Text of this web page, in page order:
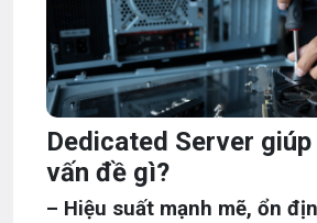
Dedicated Server
vấn đề gì?
– Hiệu suất mạnh mẽ, ổn